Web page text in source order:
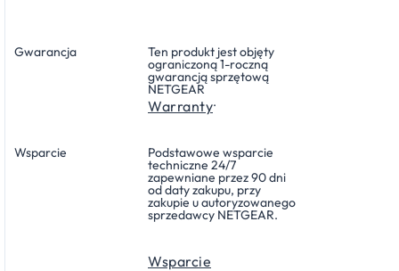
Gwarancja Ten produkt jest objęty
ograniczoną 1-roczną
gwarancją sprzętową
NETGEAR
Warranty.
Wsparcie Podstawowe wsparcie
techniczne 24/7
zapewniane przez 90 dni
od daty zakupu, przy
zakupie u autoryzowanego
sprzedawcy NETGEAR.
Wsparcie